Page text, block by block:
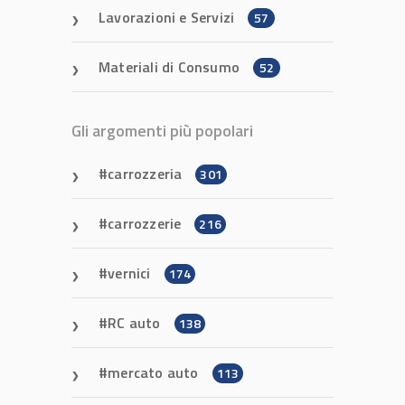
Lavorazioni e Servizi 57
Materiali di Consumo 52
Gli argomenti più popolari
carrozzeria 301
carrozzerie 216
vernici 174
RC auto 138
mercato auto 113